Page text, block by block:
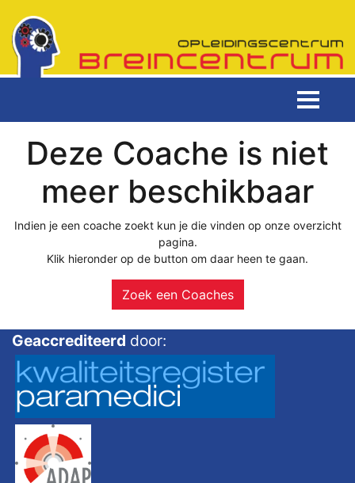
Deze Coache is niet
meer beschikbaar
Indien je een coache zoekt kun je die vinden op onze overzicht
pagina.
Klik hieronder op de button om daar heen te gaan.
Zoek een Coaches
Geaccrediteerd door: